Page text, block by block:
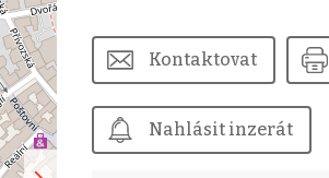
Kontaktovat
Nahlásit inzerát